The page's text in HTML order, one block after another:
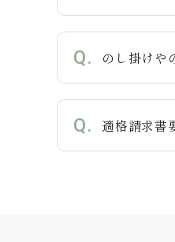
のし掛けや
適格請求書